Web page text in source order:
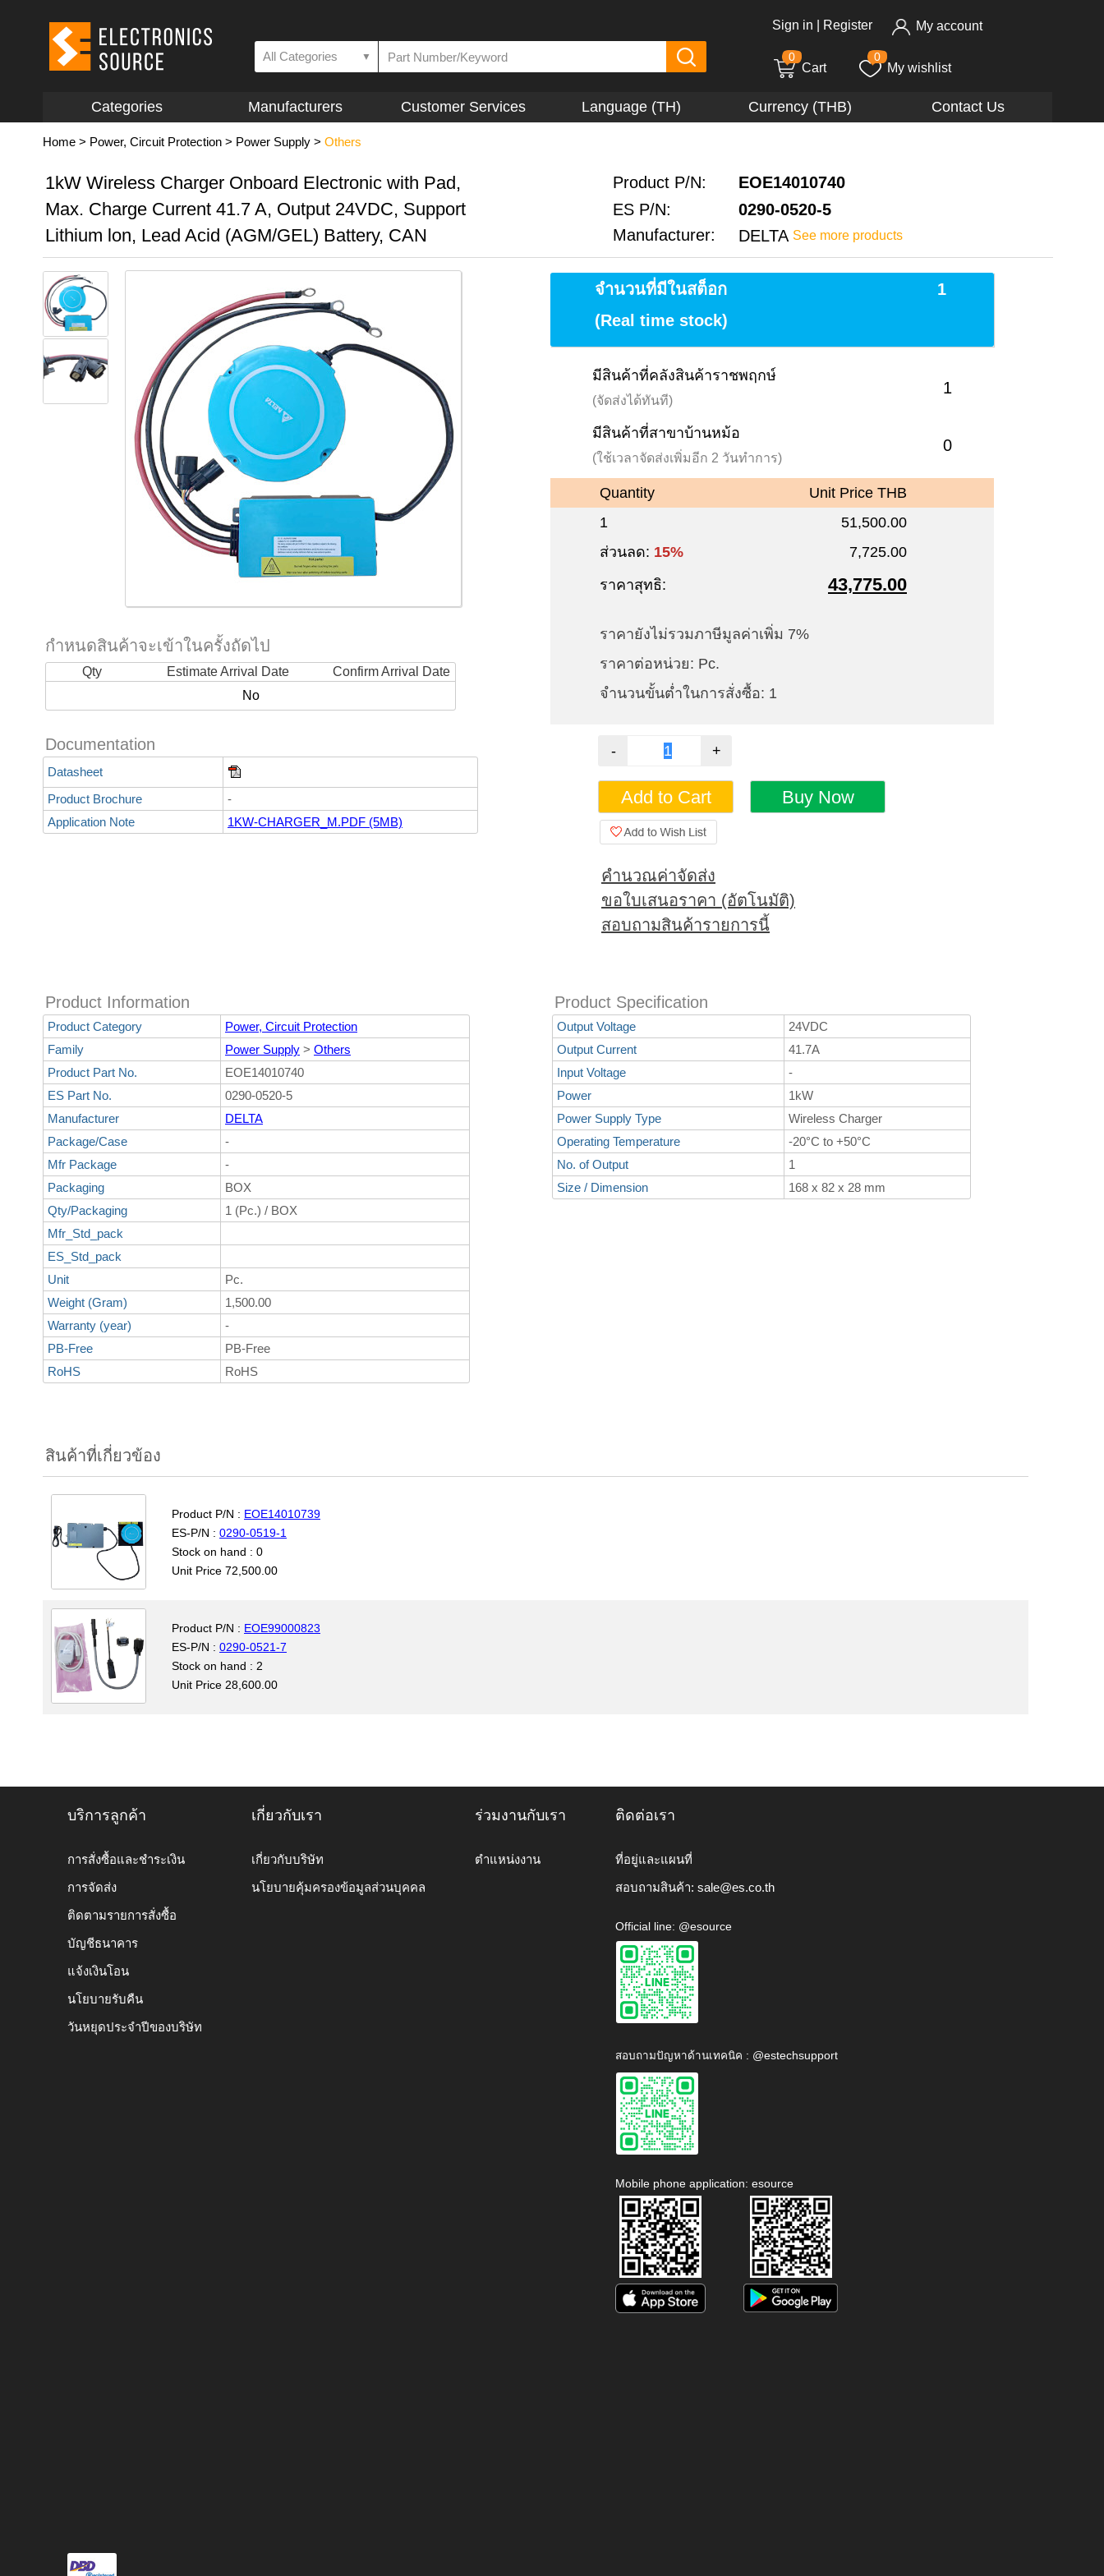
All Categories ▼
Sign in Register My account
0
Cart
0
My wishlist
Categories Manufacturers Customer Services Language (TH) Currency (THB) Contact Us
Home > Power, Circuit Protection > Power Supply > Others
1kW Wireless Charger Onboard Electronic with Pad, Product P/N: EOE14010740
Max. Charge Current 41.7 A, Output 24VDC, Support ES P/N: 0290-0520-5
Lithium lon, Lead Acid (AGM/GEL) Battery, CAN Manufacturer: DELTA See more products
กำหนดสินค้าจะเข้าในครั้งถัดไป
Qty Estimate Arrival Date
Confirm Arrival Date
No
Documentation
Datasheet
Product Brochure
-
Application Note
1KW-CHARGER_M.PDF (5MB)
จำนวนที่มีในสต็อก
1
(Real time stock)
มีสินค้าที่คลังสินค้าราชพฤกษ์
(จัดส่งได้ทันที)
1
มีสินค้าที่สาขาบ้านหม้อ
(ใช้เวลาจัดส่งเพิ่มอีก 2 วันทำการ)
0
Quantity
Unit Price THB
1
51,500.00
ส่วนลด: 15%
7,725.00
ราคาสุทธิ:
43,775.00
ราคายังไม่รวมภาษีมูลค่าเพิ่ม 7%
ราคาต่อหน่วย: Pc.
จำนวนขั้นต่ำในการสั่งซื้อ: 1
คำนวณค่าจัดส่ง
ขอใบเสนอราคา (อัตโนมัติ)
สอบถามสินค้ารายการนี้
Product Information
Product Category
Power, Circuit Protection
Family
Power Supply > Others
Product Part No.
EOE14010740
ES Part No.
0290-0520-5
Manufacturer
DELTA
Package/Case
-
Mfr Package
-
Packaging
BOX
Qty/Packaging
1 (Pc.) / BOX
Mfr_Std_pack
ES_Std_pack
Unit
Pc.
Weight (Gram)
1,500.00
Warranty (year)
-
PB-Free
PB-Free
RoHS
RoHS
Product Specification
Output Voltage
24VDC
Output Current
41.7A
Input Voltage
-
Power
1kW
Power Supply Type
Wireless Charger
Operating Temperature
-20°C to +50°C
No. of Output
1
Size / Dimension
168 x 82 x 28 mm
สินค้าที่เกี่ยวข้อง
Product P/N : EOE14010739
ES-P/N : 0290-0519-1
Stock on hand : 0
Unit Price 72,500.00
Product P/N : EOE99000823
ES-P/N : 0290-0521-7
Stock on hand : 2
Unit Price 28,600.00
บริการลูกค้า
การสั่งซื้อและชำระเงิน
การจัดส่ง
ติดตามรายการสั่งซื้อ
บัญชีธนาคาร
แจ้งเงินโอน
นโยบายรับคืน
วันหยุดประจำปีของบริษัท
เกี่ยวกับเรา
เกี่ยวกับบริษัท
นโยบายคุ้มครองข้อมูลส่วนบุคคล
ร่วมงานกับเรา
ตำแหน่งงาน
ติดต่อเรา
ที่อยู่และแผนที่
สอบถามสินค้า: sale@es.co.th
Official line: @esource
สอบถามปัญหาด้านเทคนิค : @estechsupport
Mobile phone application: esource